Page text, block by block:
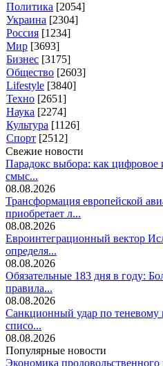
Политика [2054]
Украина [2304]
Россия [1234]
Мир [3693]
Бизнес [3175]
Общество [2603]
Lifestyle [3840]
Техно [2651]
Наука [2274]
Культура [1126]
Спорт [2512]
Свежие новости
Парадокс выбора: как цифровое
смыс...
08.08.2026
Трансформация европейской
приобретает л...
08.08.2026
Евроинтеграционный вектор
определя...
08.08.2026
Обязательные 183 дня в году:
правила...
08.08.2026
Санкционный удар по
списо...
08.08.2026
Популярные новости
Экономика